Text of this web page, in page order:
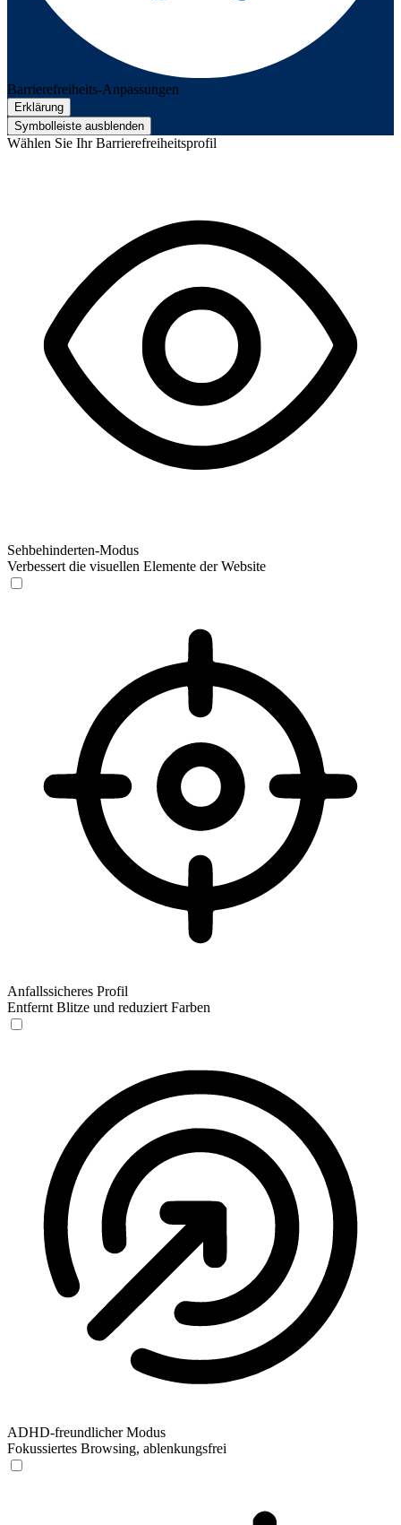
Barrierefreiheits-Anpassungen
Erklärung
Symbolleiste ausblenden
Wählen Sie Ihr Barrierefreiheitsprofil
Sehbehinderten-Modus
Verbessert die visuellen Elemente der Website
Anfallssicheres Profil
Entfernt Blitze und reduziert Farben
ADHD-freundlicher Modus
Fokussiertes Browsing, ablenkungsfrei